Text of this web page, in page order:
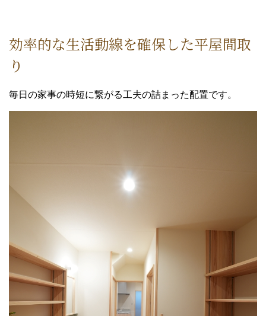
効率的な生活動線を確保した平屋間取
り
毎日の家事の時短に繋がる工夫の詰まった配置です。